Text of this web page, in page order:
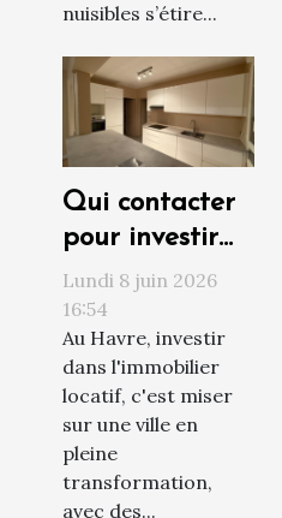
nuisibles s’étire...
Qui contacter
pour investir
sereinement
au Havre ?
Lundi 8 juin 2026
16:54
Au Havre, investir
dans l'immobilier
locatif, c'est miser
sur une ville en
pleine
transformation,
avec des...